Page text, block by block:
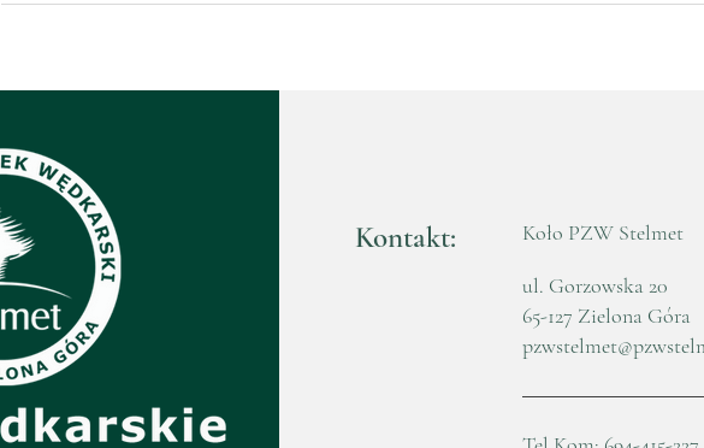
Kontakt:
Koło PZW Stelmet
ul. Gorzowska 20
65-127 Zielona Góra